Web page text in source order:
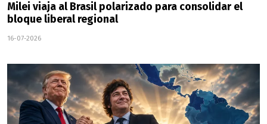
Milei viaja al Brasil polarizado para consolidar el
bloque liberal regional
16-07-2026